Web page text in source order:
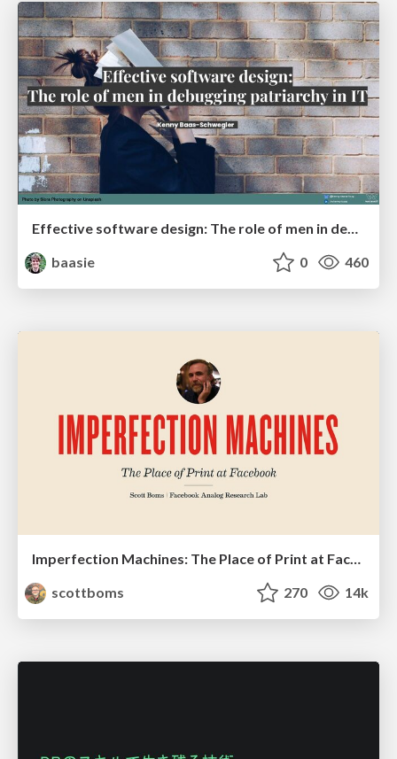
Effective software design: The role of men in debugging patriarchy in IT @ Voxxed Days AMS
baasie
0 460
scottboms
270 14k